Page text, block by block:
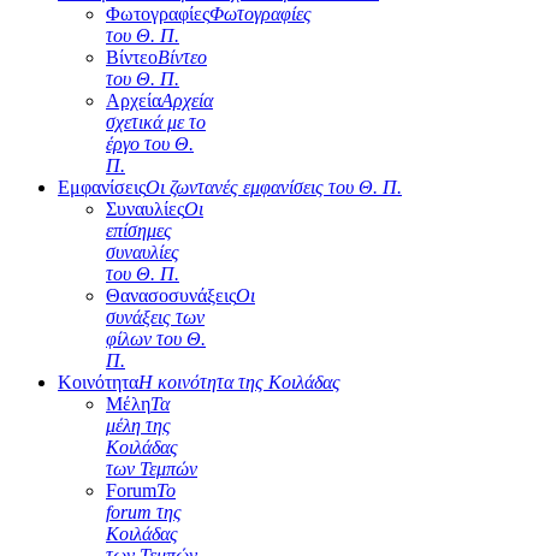
ΦωτογραφίεςΦωτογραφίες
του Θ. Π.
ΒίντεοΒίντεο
του Θ. Π.
ΑρχείαΑρχεία
σχετικά με το
έργο του Θ.
Π.
ΕμφανίσειςΟι ζωντανές εμφανίσεις του Θ. Π.
ΣυναυλίεςΟι
επίσημες
συναυλίες
του Θ. Π.
ΘανασοσυνάξειςΟι
συνάξεις των
φίλων του Θ.
Π.
ΚοινότηταΗ κοινότητα της Κοιλάδας
ΜέληΤα
μέλη της
Κοιλάδας
των Τεμπών
ForumΤο
forum της
Κοιλάδας